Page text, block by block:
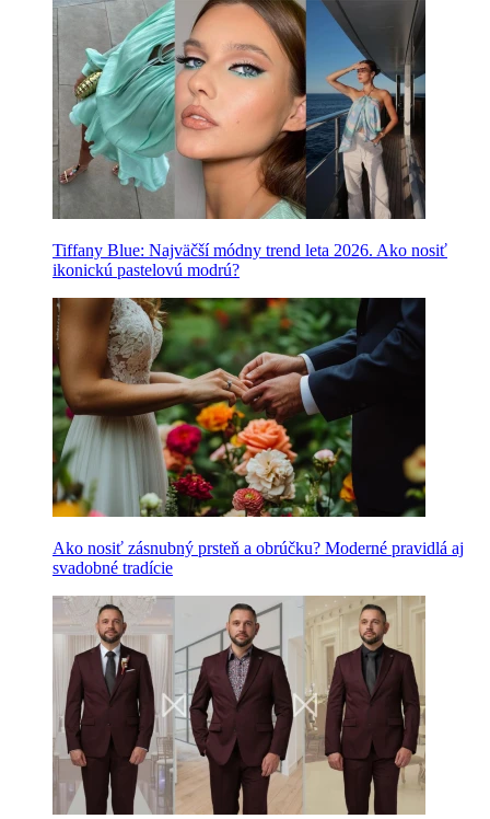
Tiffany Blue: Najväčší módny trend leta 2026. Ako nosiť
ikonickú pastelovú modrú?
Ako nosiť zásnubný prsteň a obrúčku? Moderné pravidlá aj
svadobné tradície